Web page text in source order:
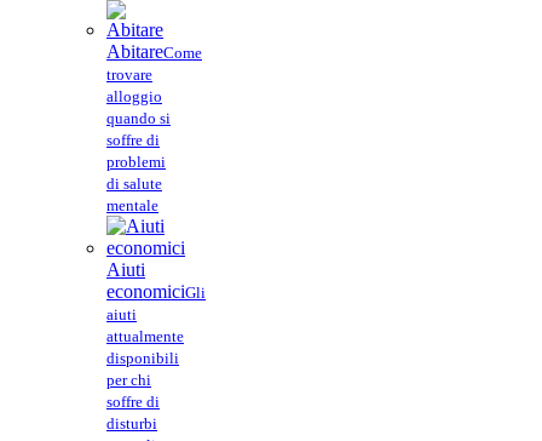
AbitareCome
trovare
alloggio
quando si
soffre di
problemi
di salute
mentale
Aiuti
economiciGli
aiuti
attualmente
disponibili
per chi
soffre di
disturbi